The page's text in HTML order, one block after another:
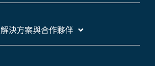
解決方案與合作夥伴